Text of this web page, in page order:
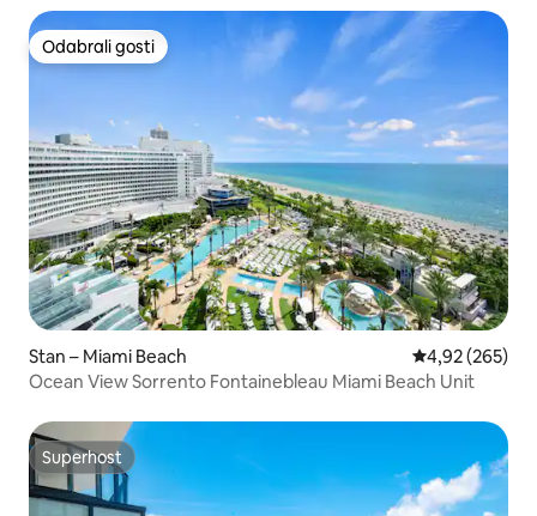
Odabrali gosti
Odabrali gosti
Stan – Miami Beach Prosječna
4,92 (265)
Ocean View Sorrento Fontainebleau Miami Beach Unit
Superhost
Superhost